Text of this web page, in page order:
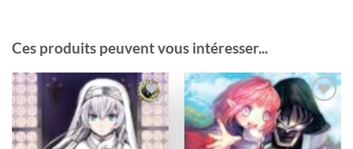
Ces produits peuvent vous intéresser...
Ajouter
à la
wishlist
Ajouter
à la
wishlist